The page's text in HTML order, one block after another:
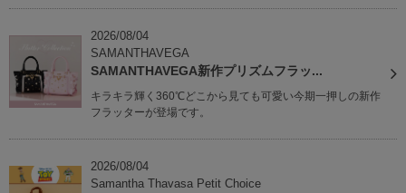
2026/08/04
SAMANTHAVEGA
SAMANTHAVEGA新作プリズムフラッ...
キラキラ輝く360℃どこから見ても可愛い今期一押しの新作
フラッターが登場です。
2026/08/04
Samantha Thavasa Petit Choice